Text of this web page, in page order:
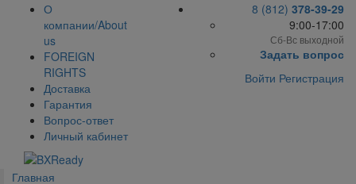
О
компании/About
us
FOREIGN
RIGHTS
Доставка
Гарантия
Вопрос-ответ
Личный кабинет
8 (812) 378-39-29
9:00-17:00
Сб-Вс выходной
Задать вопрос
Войти Регистрация
Главная